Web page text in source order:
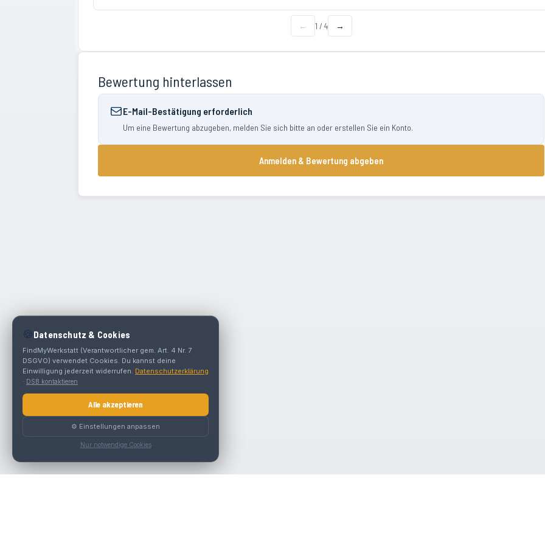
← 1 / 4 →
Bewertung hinterlassen
E-Mail-Bestätigung erforderlich
Um eine Bewertung abzugeben, melden Sie sich bitte an oder erstellen Sie ein Konto.
Anmelden & Bewertung abgeben
🍪 Datenschutz & Cookies
FindMyWerkstatt (Verantwortlicher gem. Art. 4 Nr. 7
DSGVO) verwendet Cookies. Du kannst deine
Einwilligung jederzeit widerrufen. Datenschutzerklärung
· DSB kontaktieren
Alle akzeptieren
⚙️ Einstellungen anpassen
Nur notwendige Cookies